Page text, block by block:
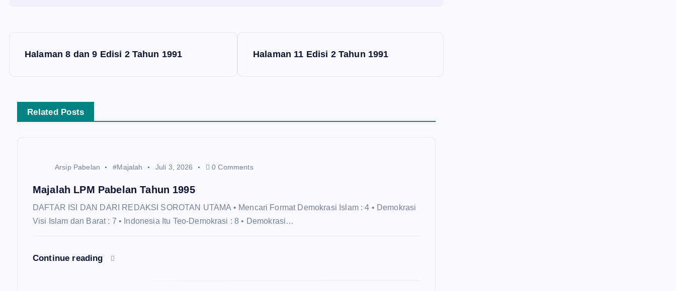
N
v
Halaman 8 dan 9 Edisi 2 Tahun 1991 Halaman 11 Edisi 2 Tahun 1991
Related Posts
Arsip Pabelan #Majalah Juli 3, 2026 0 Comments
Majalah LPM Pabelan Tahun 1995
DAFTAR ISI DAN DARI REDAKSI SOROTAN UTAMA • Mencari Format Demokrasi Islam : 4 • Demokrasi
Visi Islam dan Barat : 7 • Indonesia Itu Teo-Demokrasi : 8 • Demokrasi…
Continue reading